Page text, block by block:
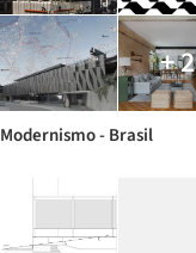
+ 2
Modernismo - Brasil